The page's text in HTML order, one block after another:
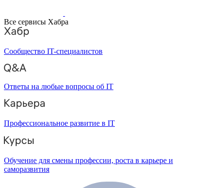
Все сервисы Хабра
Сообщество IT-специалистов
Ответы на любые вопросы об IT
Профессиональное развитие в IT
Обучение для смены профессии, роста в карьере и
саморазвития